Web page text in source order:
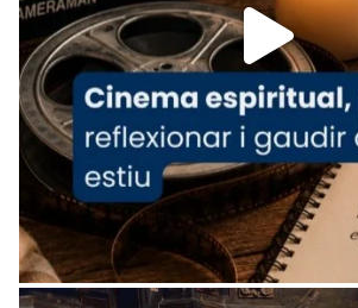
View on Facebook · Share
Arquebisbat de Barcelona
2 weeks ago
«Avui les santes Juliana i
ajuden a alçar la mirada»
Mons. Sergi Gordo, bisbe de
presidit aquest 27 de juliol la
Santes de Mataró.